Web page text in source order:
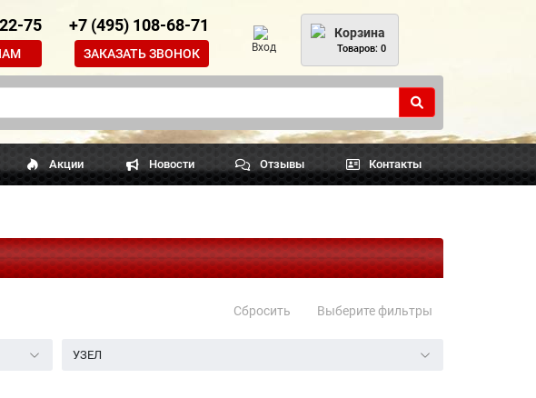
75 +7 (495) 108-68-71
ЗАКАЗАТЬ ЗВОНОК Вход
Корзина
Товаров: 0
Акции Новости Отзывы Контакты
Сбросить Выберите фильтры
УЗЕЛ